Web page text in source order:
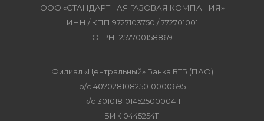
ООО «СТАНДАРТНАЯ ГАЗОВАЯ КОМПАНИЯ»
ИНН / КПП 9727103750 / 772701001
ОГРН 1257700158869
Филиал «Центральный» Банка ВТБ (ПАО)
р/с 40702810825010000695
к/с 30101810145250000411
БИК 044525411